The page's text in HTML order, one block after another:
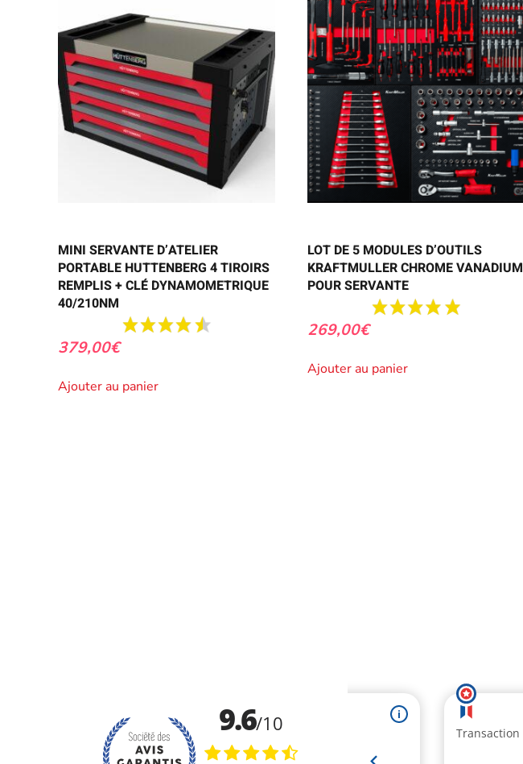
MINI SERVANTE D’ATELIER
PORTABLE HUTTENBERG 4 TIROIRS
REMPLIS + CLÉ DYNAMOMETRIQUE
40/210NM
379,00€
Ajouter au panier
LOT DE 5 MODULES D’OUTILS
KRAFTMULLER CHROME VANADIUM
POUR SERVANTE
269,00€
Ajouter au panier